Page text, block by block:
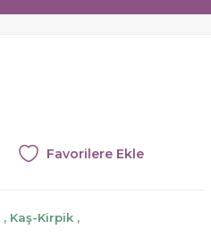
, Kaş-Kirpik ,